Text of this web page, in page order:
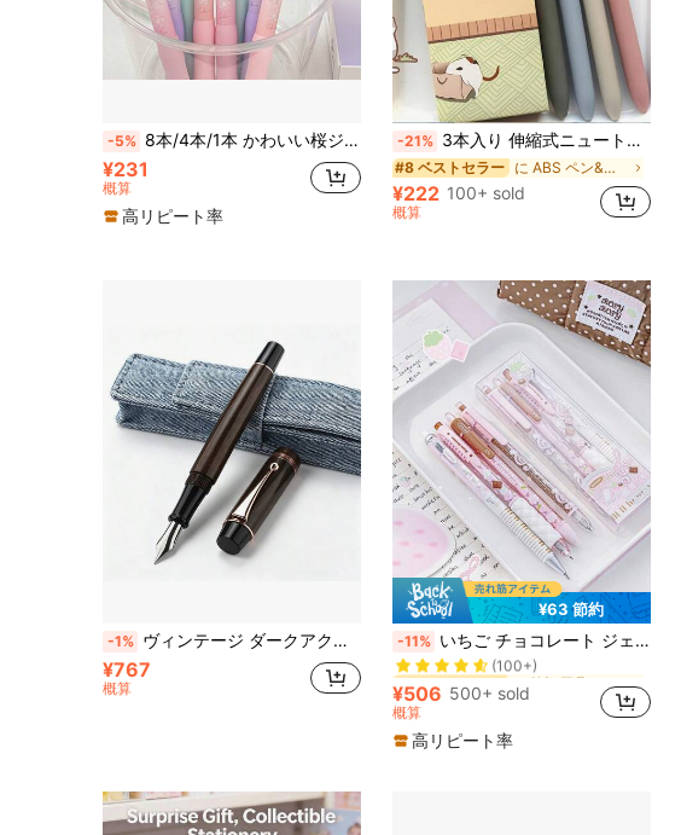
-5% 8本/4本/1本 かわいい桜ジェルペン、美的なパステルカラーのノック式ボールペン、ソフトグリップ、0.5mm細字スムーズな書き心地、ジャーナリング、ノート取り、学校&オフィス用品、4パック かわいい文房具 女の子向け
¥231
概算
高リピート率
-21% 3本入り 伸縮式ニュートラルペン、0.5mm黒ボールペン、かわいい猫デザイン、ファッショナブルなモランディカラー、スムーズな書き心地、癒し系ガールズ文房具、新学期
#8 ベストセラー に ABS ペン&リフィル
¥222 100+ sold
概算
-1% ヴィンテージ ダークアクリル 万年筆 ローズゴールドトリム Fニブ 高級サインペン デニムペンケース付き ビジネスギフト 男女兼用
¥767
概算
¥63 節約
-11% いちご チョコレート ジェルインクペン 4本セット、0.5mm 油性ボールペン 速乾性黒インク、チョコレート香付きペン1本、消せるペン1本含む、女の子や学生への学校準備の理想的なギフト
に 筆記用具セット 鉛筆削り&ペンカバー&ペングリップ&鉛筆&消しゴム&修正製品&マーカー&ハイライ
(100+)
#1 ベストセラー
(100+)
#1 ベストセラー
(100+)
#1 ベストセラー
に 筆記用具セット 鉛筆削り&ペンカバー&ペングリップ&鉛筆&消しゴム&修正製品&マーカー&ハイライ
¥506 500+ sold
概算
高リピート率